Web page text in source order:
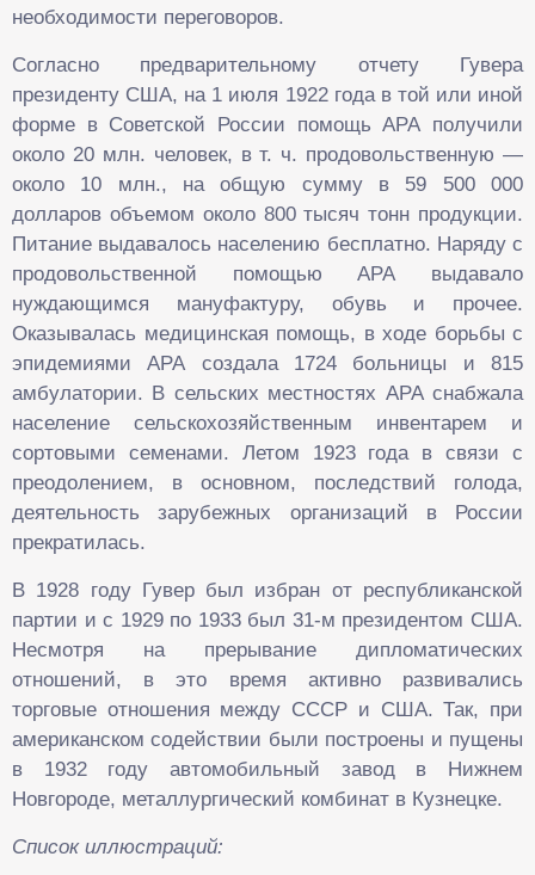
необходимости переговоров.
Согласно предварительному отчету Гувера
президенту США, на 1 июля 1922 года в той или иной
форме в Советской России помощь АРА получили
около 20 млн. человек, в т. ч. продовольственную —
около 10 млн., на общую сумму в 59 500 000
долларов объемом около 800 тысяч тонн продукции.
Питание выдавалось населению бесплатно. Наряду с
продовольственной помощью АРА выдавало
нуждающимся мануфактуру, обувь и прочее.
Оказывалась медицинская помощь, в ходе борьбы с
эпидемиями АРА создала 1724 больницы и 815
амбулатории. В сельских местностях АРА снабжала
население сельскохозяйственным инвентарем и
сортовыми семенами. Летом 1923 года в связи с
преодолением, в основном, последствий голода,
деятельность зарубежных организаций в России
прекратилась.
В 1928 году Гувер был избран от республиканской
партии и с 1929 по 1933 был 31-м президентом США.
Несмотря на прерывание дипломатических
отношений, в это время активно развивались
торговые отношения между СССР и США. Так, при
американском содействии были построены и пущены
в 1932 году автомобильный завод в Нижнем
Новгороде, металлургический комбинат в Кузнецке.
Список иллюстраций: